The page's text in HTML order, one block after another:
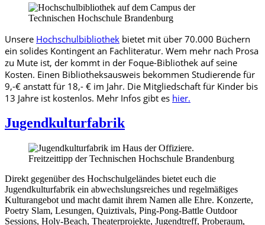
Unsere Hochschulbibliothek bietet mit über 70.000 Büchern
ein solides Kontingent an Fachliteratur. Wem mehr nach Prosa
zu Mute ist, der kommt in der Foque-Bibliothek auf seine
Kosten. Einen Bibliotheksausweis bekommen Studierende für
9,-€ anstatt für 18,- € im Jahr. Die Mitgliedschaft für Kinder bis
13 Jahre ist kostenlos. Mehr Infos gibt es hier.
Jugendkulturfabrik
Direkt gegenüber des Hochschulgeländes bietet euch die
Jugendkulturfabrik ein abwechslungsreiches und regelmäßiges
Kulturangebot und macht damit ihrem Namen alle Ehre. Konzerte,
Poetry Slam, Lesungen, Quiztivals, Ping-Pong-Battle Outdoor
Sessions, Holy-Beach, Theaterprojekte, Jugendtreff, Proberaum,